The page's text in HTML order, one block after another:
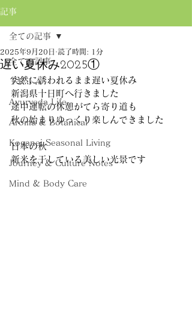
記事
全ての記事
ＴＲＩＡ
Ayurveda Life
Aroma & Botanical
Koganei Seasonal Living
Journey & Culture Notes
Mind & Body Care
全ての記事
遅い夏休み2025①
2025年9月20日 読了時間: 1分
突然に誘われるまま遅い夏休み
新潟県十日町へ行きました
途中運転の休憩がてら寄り道も
秋の始まりゆっくり楽しんできました
日本の秋
新米を干している美しい光景です